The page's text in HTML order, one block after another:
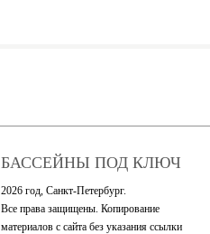
БАССЕЙНЫ ПОД КЛЮЧ
2026 год, Санкт-Петербург.
Все права защищены. Копирование
материалов с сайта без указания ссылки